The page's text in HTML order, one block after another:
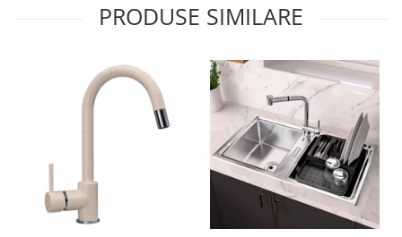
PRODUSE SIMILARE